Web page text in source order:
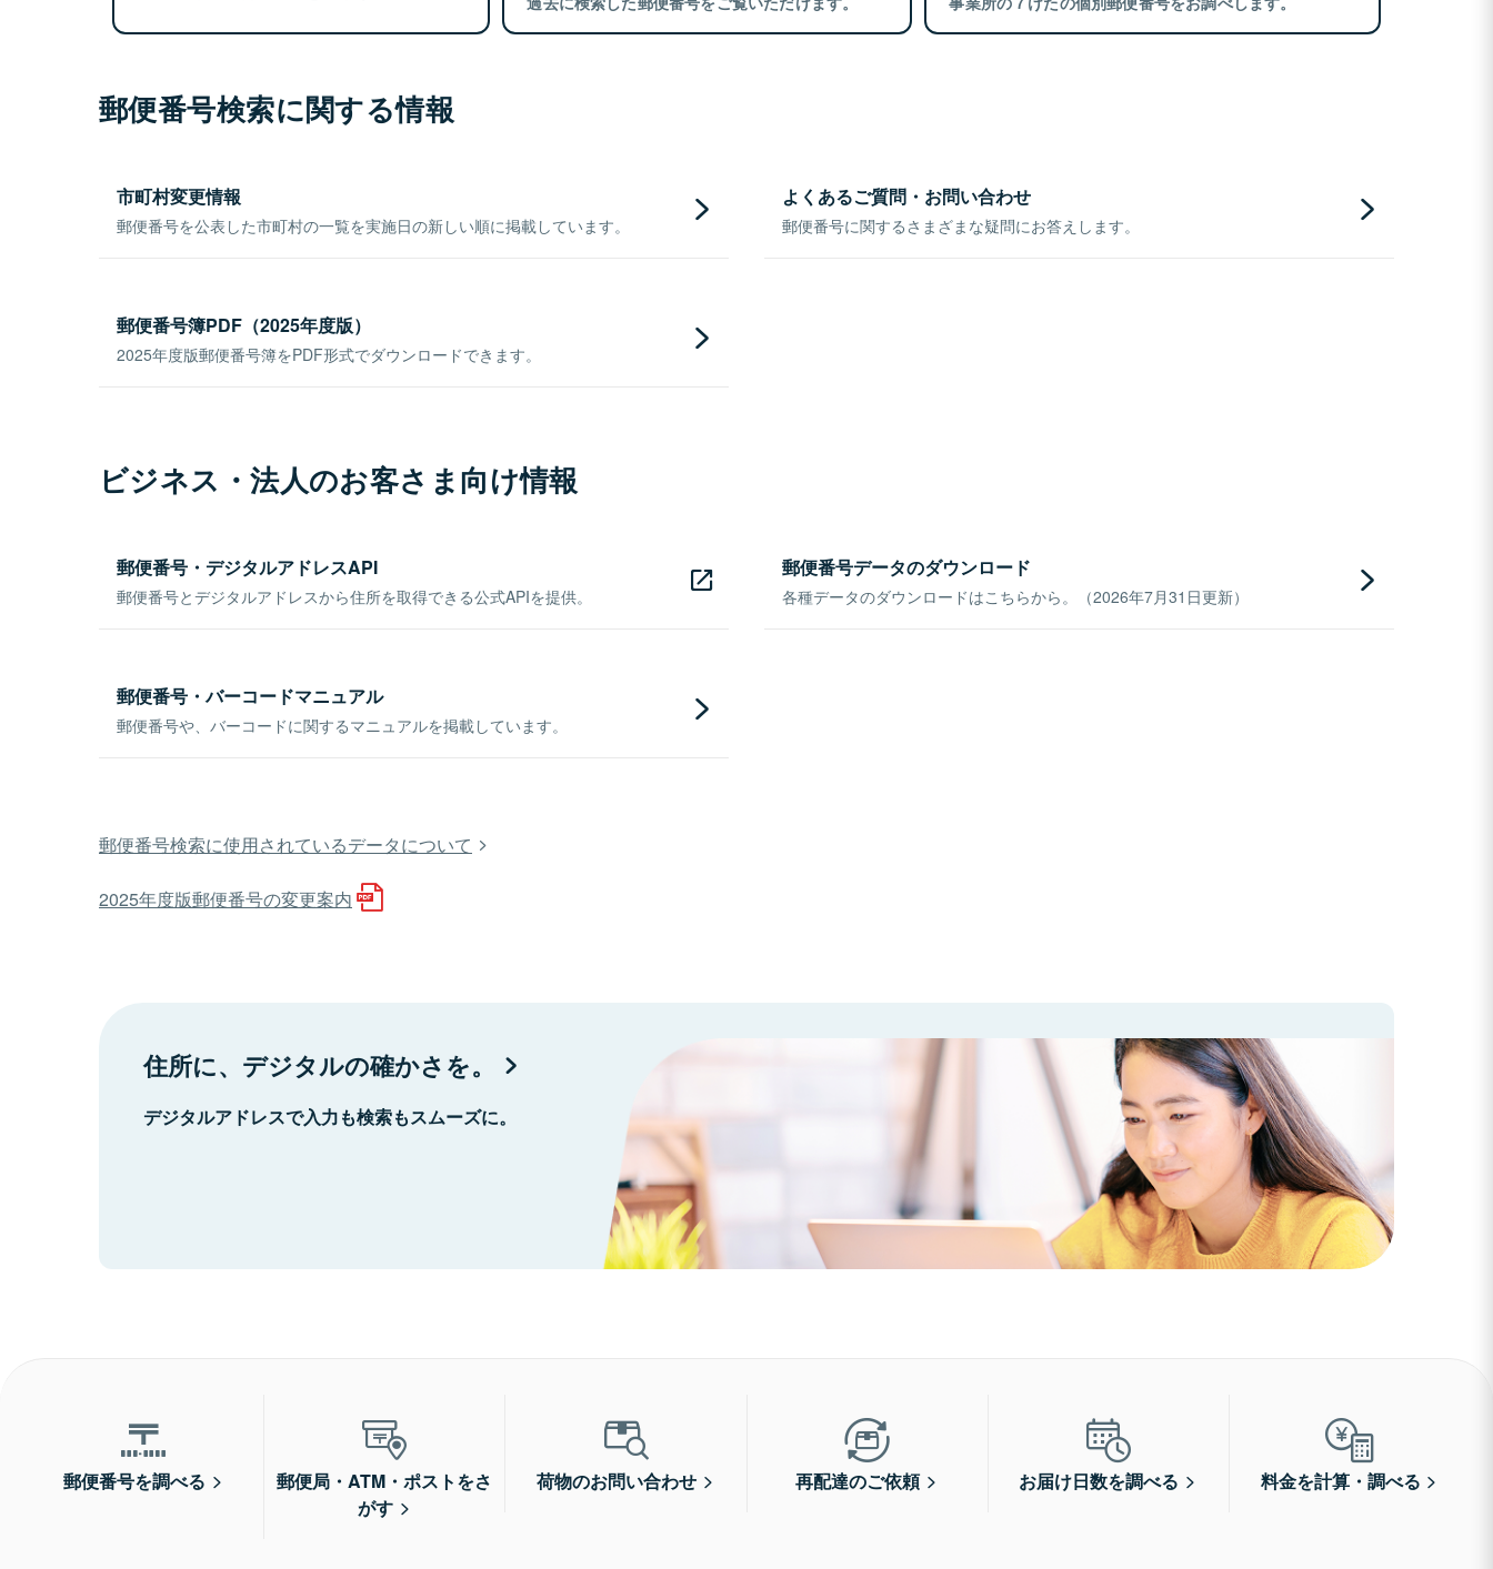
郵便番号検索に関する情報
市町村変更情報
郵便番号を公表した市町村の一覧を実施日の新しい順に掲載しています。
よくあるご質問・お問い合わせ
郵便番号に関するさまざまな疑問にお答えします。
郵便番号簿PDF（2025年度版）
2025年度版郵便番号簿をPDF形式でダウンロードできます。
ビジネス・法人のお客さま向け情報
郵便番号・デジタルアドレスAPI
郵便番号とデジタルアドレスから住所を取得できる公式APIを提供。
郵便番号データのダウンロード
各種データのダウンロードはこちらから。（2026年7月31日更新）
郵便番号・バーコードマニュアル
郵便番号や、バーコードに関するマニュアルを掲載しています。
郵便番号検索に使用されているデータについて
2025年度版郵便番号の変更案内
住所に、デジタルの確かさを。
デジタルアドレスで入力も検索もスムーズに。
郵便番号を調べる
郵便局・ATM・ポストをさ
がす
荷物のお問い合わせ 再配達のご依頼 お届け日数を調べる 料金を計算・調べる